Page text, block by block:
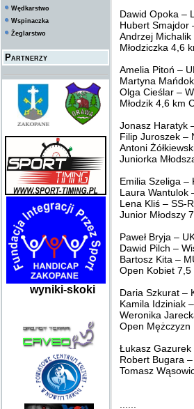
Wędkarstwo
Wspinaczka
Żeglarstwo
Partnerzy
wyniki-skoki
Dawid Opoka –
Hubert Smajdor
Andrzej
Młodziczka 4,6
Amelia Pitoń –
Martyna
Olga Cieślar –
Młodzik 4,6 km
Jonasz Haratyk
Filip Juroszek –
Antoni
Juniorka
Emilia Szeliga –
Laura Wantulok
Lena Kliś – SS-
Junior Młodszy
Paweł Bryja –
Dawid Pilch –
Bartosz Kita –
Open Kobiet 7,5
Daria Szkurat –
Kamila Idziniak
Weronika
Open Mężczyzn
Łukasz Gazurek
Robert Bugara
Tomasz